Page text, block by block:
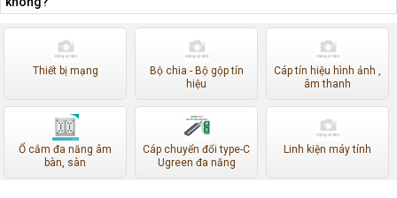
Thiết bị mạng
Bộ chia - Bộ gộp tín
hiệu
Cáp tín hiệu hình ảnh ,
âm thanh
Ổ cắm đa năng âm
bàn, sàn
Cáp chuyển đổi type-C
Ugreen đa năng
Linh kiện máy tính